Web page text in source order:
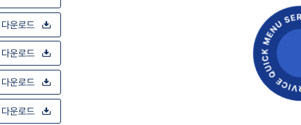
다운로드
다운로드
다운로드
다운로드